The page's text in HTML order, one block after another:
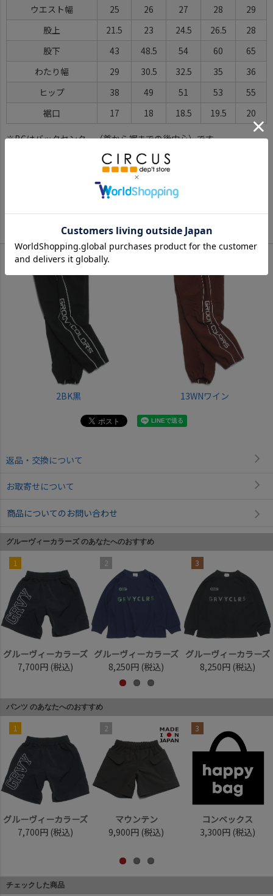
ウエスト幅 25 26 27 28
29
股上
21.5 23 24.5 26.5
28
股下
43 48.5 54 60
65
わたり幅
29 30.5 32.5 35
36
ヒップ
38 49 51 53
55
裾口
17 18 18.5 19.5 20
※BCはバックセンター（首から裾までの後中心）です。
※SNPはサイドネックポイント（肩から裾までの直線で計測した長
サイズ詳細について
2BK黒 13WNワイン
返品・交換について
お取寄せについて
商品についてのお問い合わせ
グルーヴィーカラーズ のあなたへのおすすめ
1
グルーヴィーカラーズ
7,700円 (税込)
2
グルーヴィーカラーズ
8,250円 (税込)
3
グルーヴィーカラーズ
8,250円 (税込)
パンツ のあなたへのおすすめ
1
グルーヴィーカラーズ
7,700円 (税込)
2
マウンテン
9,900円 (税込)
3
コンベックス
3,300円 (税込)
チェックした商品